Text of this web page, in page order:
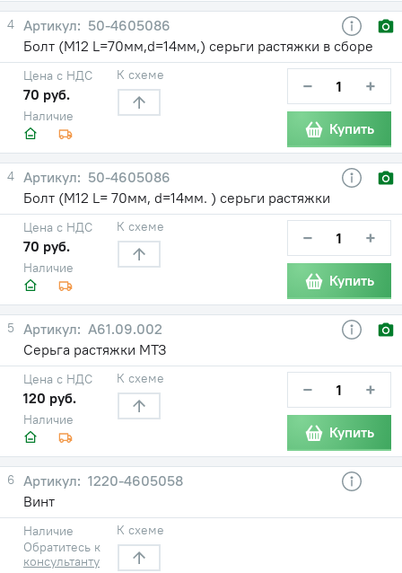
4
50-4605086
Болт (М12 L=70мм,d=14мм,) серьги растяжки в сборе
Наличие
Цена с НДС
70 руб.
К схеме − +
Купить
4
50-4605086
Болт (М12 L= 70мм, d=14мм. ) серьги растяжки
Наличие
Цена с НДС
70 руб.
К схеме − +
Купить
5
А61.09.002
Серьга растяжки МТЗ
Наличие
Цена с НДС
120 руб.
К схеме − +
Купить
6
1220-4605058
Винт
Наличие
Обратитесь к
консультанту
К схеме